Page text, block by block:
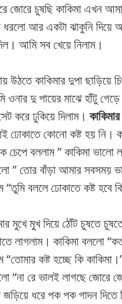
জোরে চুষছি কাকিমা এখন
ধরলো আর একটা ঝাকুনি দিয়ে
আমি সব খেয়ে নিলাম।
উঠতে কাকিমার দুপা ছাড়িয়ে
দু পায়ের মাঝে হাঁটু গেড়ে
করে ঢুকিয়ে দিলাম।
ঢোকাতে কোনো কষ্ট হয় নি।
চেপে বললাম ” কাকিমা
” তোর বাঁড়া আমার সবসময়
“তুমি বললে ঢোকাতে কষ্ট হবে
মুখে মুখ দিয়ে ঠোঁট চুষতে
লাগলাম। কাকিমা বললো
কষ্ট হচ্ছে কি
“না রে ভালই লাগছে জোরে
ধরে পক পক গাদন দিতে